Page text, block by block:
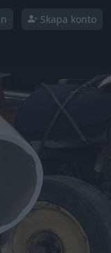
Skapa konto